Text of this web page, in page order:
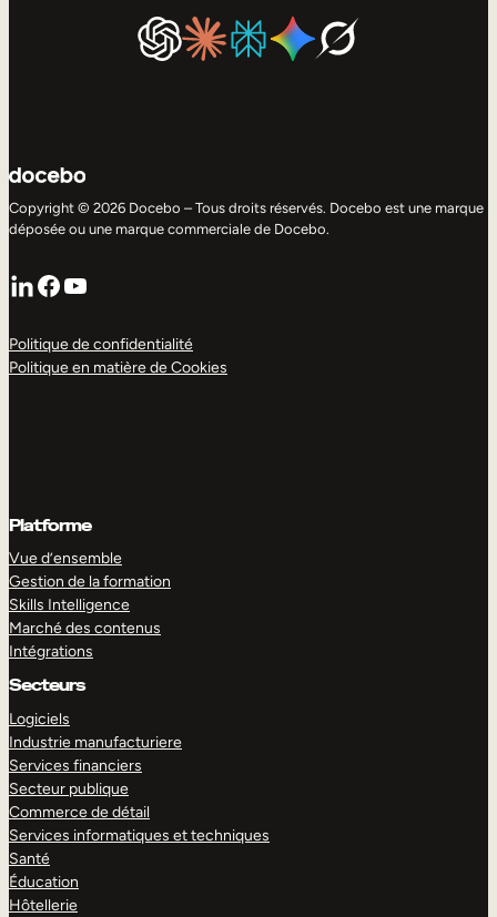
Copyright © 2026 Docebo – Tous droits réservés. Docebo est une marque
déposée ou une marque commerciale de Docebo.
LinkedIn
Facebook
YouTube
Politique de confidentialité
Politique en matière de Cookies
Platforme
Vue d’ensemble
Gestion de la formation
Skills Intelligence
Marché des contenus
Intégrations
Secteurs
Logiciels
Industrie manufacturiere
Services financiers
Secteur publique
Commerce de détail
Services informatiques et techniques
Santé
Éducation
Hôtellerie